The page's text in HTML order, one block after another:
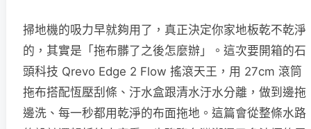
掃地機的吸力早就夠用了，真正決定你家地板乾不乾淨
的，其實是「拖布髒了之後怎麼辦」。這次要開箱的石
頭科技 Qrevo Edge 2 Flow 搖滾天王，用 27cm 滾筒
拖布搭配恆壓刮條、汙水盒跟清水汙水分離，做到邊拖
邊洗、每一秒都用乾淨的布面拖地。這篇會從整條水路